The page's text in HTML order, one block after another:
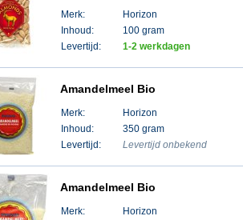
Merk:
Horizon
Inhoud:
100 gram
Levertijd:
1-2 werkdagen
Amandelmeel Bio
Merk:
Horizon
Inhoud:
350 gram
Levertijd:
Levertijd onbekend
Amandelmeel Bio
Merk:
Horizon